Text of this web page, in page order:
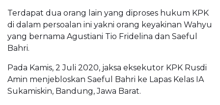
Terdapat dua orang lain yang diproses hukum KPK
di dalam persoalan ini yakni orang keyakinan Wahyu
yang bernama Agustiani Tio Fridelina dan Saeful
Bahri.
Pada Kamis, 2 Juli 2020, jaksa eksekutor KPK Rusdi
Amin menjebloskan Saeful Bahri ke Lapas Kelas IA
Sukamiskin, Bandung, Jawa Barat.